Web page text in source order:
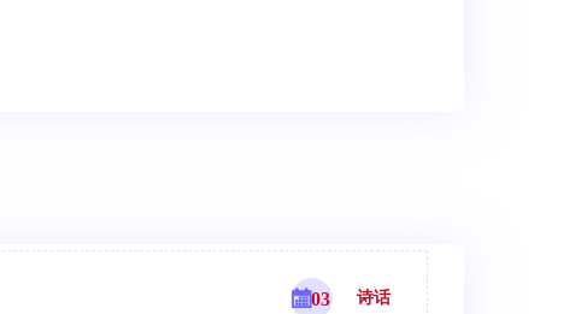
03 诗话